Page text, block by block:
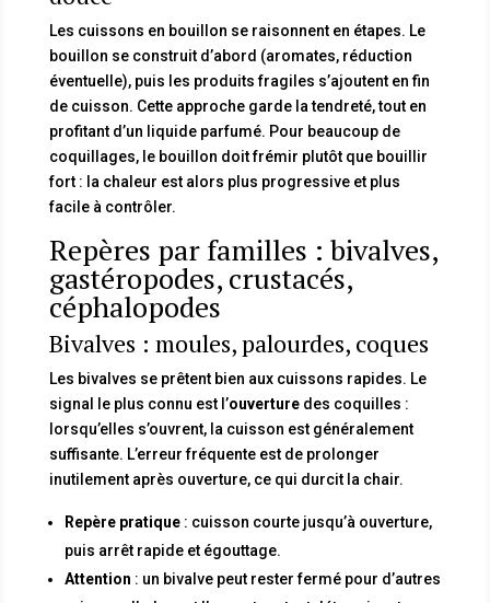
Les cuissons en bouillon se raisonnent en étapes. Le
bouillon se construit d’abord (aromates, réduction
éventuelle), puis les produits fragiles s’ajoutent en fin
de cuisson. Cette approche garde la tendreté, tout en
profitant d’un liquide parfumé. Pour beaucoup de
coquillages, le bouillon doit frémir plutôt que bouillir
fort : la chaleur est alors plus progressive et plus
facile à contrôler.
Repères par familles : bivalves,
gastéropodes, crustacés,
céphalopodes
Bivalves : moules, palourdes, coques
Les bivalves se prêtent bien aux cuissons rapides. Le
signal le plus connu est l’ouverturedes coquilles :
lorsqu’elles s’ouvrent, la cuisson est généralement
suffisante. L’erreur fréquente est de prolonger
inutilement après ouverture, ce qui durcit la chair.
Repère pratique: cuisson courte jusqu’à ouverture,
puis arrêt rapide et égouttage.
Attention : un bivalve peut rester fermé pour d’autres